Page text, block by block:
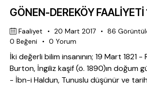
GÖNEN-DEREKÖY
Faaliyet 20 Mart 2017 86
0 Beğeni 0 Yorum
İki değerli bilim insanının; 19 Mart 1821
Burton, İngiliz kaşif (ö. 1890)ın doğum
- İbn-i Haldun, Tunuslu düşünür ve